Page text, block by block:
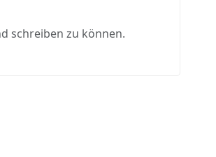
schreiben zu können.